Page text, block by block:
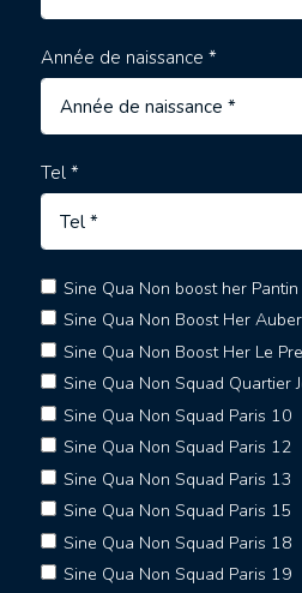
Année de naissance *
Tel *
Sine Qua Non boost her Pantin
Sine Qua Non Boost Her
Sine Qua Non Boost Her Le
Sine Qua Non Squad Quartier
Sine Qua Non Squad Paris 10
Sine Qua Non Squad Paris 12
Sine Qua Non Squad Paris 13
Sine Qua Non Squad Paris 15
Sine Qua Non Squad Paris 18
Sine Qua Non Squad Paris 19